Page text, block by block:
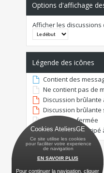
Options d'affichage
Afficher les discussions
Légende des icônes
Contient des
Ne contient pas de
Discussion brûlante
Discussion brûlante
Discussion fermée
Vous avez participé
Cookies AteliersGE
Ce site utilise les cookies
pour faciliter votre experience
de navigation
EN SAVOIR PLUS
Pour continuer la navigation, cliquer